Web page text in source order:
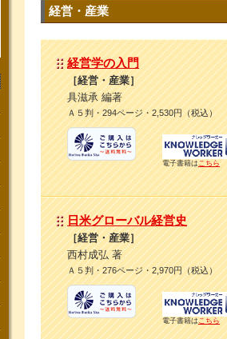
経営・産業
経営学の入門
［経営・産業］
具滋承 編著
Ａ５判・294ページ・2,530円（税込）
電子書籍はこちら
日米グローバル経営史
［経営・産業］
西村成弘 著
Ａ５判・276ページ・2,970円（税込）
電子書籍はこちら